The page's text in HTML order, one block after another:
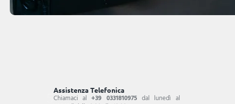
Assistenza Telefonica
Chiamaci al+39 0331810975 dal lunedì al